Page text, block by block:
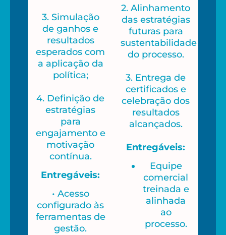
3. Simulação
de ganhos e
resultados
esperados com
a aplicação da
política;
4. Definição de
estratégias
para
engajamento e
motivação
contínua.
Entregáveis:
• Acesso
configurado às
ferramentas de
gestão.
2. Alinhamento
das estratégias
futuras para
sustentabilidade
do processo.
3. Entrega de
certificados e
celebração dos
resultados
alcançados.
Entregáveis:
Equipe
comercial
treinada e
alinhada
ao
processo.